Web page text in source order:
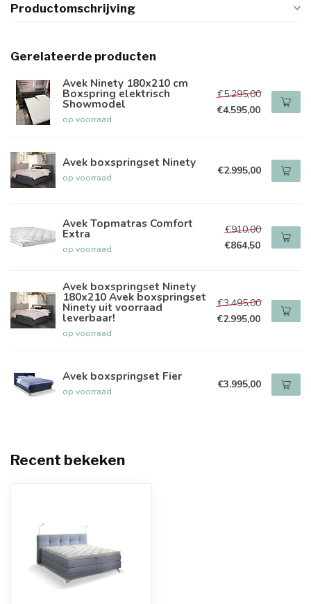
Productomschrijving
Gerelateerde producten
Avek Ninety 180x210 cm
Boxspring elektrisch
Showmodel
op voorraad
€5.295,00
€4.595,00
Avek boxspringset Ninety
op voorraad €2.995,00
Avek Topmatras Comfort
Extra
op voorraad
€910,00
€864,50
Avek boxspringset Ninety
180x210 Avek boxspringset
Ninety uit voorraad
leverbaar!
op voorraad
€3.495,00
€2.995,00
Avek boxspringset Fier
op voorraad €3.995,00
Recent bekeken